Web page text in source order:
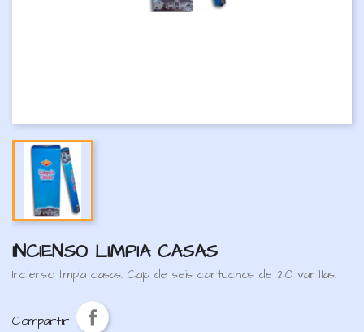
INCIENSO LIMPIA CASAS
Incienso limpia casas. Caja de seis cartuchos de 20 varillas.
Compartir